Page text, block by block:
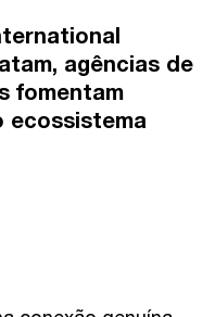
agências de
fomentam
ecossistema